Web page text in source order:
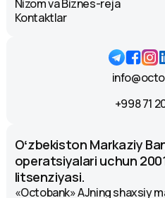
Nizom va Biznes-reja
Kontaktlar
+998 71
Oʻzbekiston Markaziy
operatsiyalari uchun
litsenziyasi.
«Octobank» AJning shaxsiy